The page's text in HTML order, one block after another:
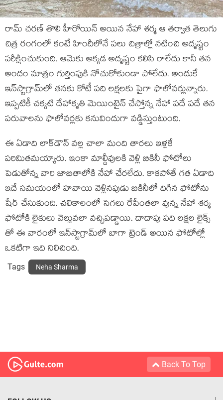
రామ్‍ చరణ్‍ తొలి హీరోయిన్‍ అయిన నేహా శర్మ ఆ తర్వాత తెలుగు
చిత్ర రంగంలో కంటే హిందీలోనే పలు చిత్రాల్లో నటించి అదృష్టం
పరీక్షించుకుంది. ఆమెకు అక్కడ అదృష్టం కలిసి రాలేదు కానీ తన
అందం మాత్రం గుర్తింపుకి నోచుకోకుండా పోలేదు. అందుకే
ఇన్‍స్టాగ్రామ్‍లో తనకు కోటీ పది లక్షలకు పైగా ఫాలోవర్లున్నారు.
ఇప్పటికీ చక్కటి దేహాకృతి మెయింటైన్‍ చేస్తోన్న నేహా పదే పదే తన
పరువాలను ఫాలోవర్లకు కనువిందుగా వడ్డిస్తుంటుంది.
ఈ ఏడాది లాక్‍డౌన్‍ వల్ల చాలా మంది తారలు ఇళ్లకే
పరిమితమయ్యారు. ఇంకా మాల్దీవులకి వెళ్లి బికినీ ఫోటోలు
పెడుతోన్న వారి జాబితాలోకి నేహా చేరలేదు. కాకపోతే గత ఏడాది
ఇదే సమయంలో హవాయి వెళ్లినపుడు బికినీలో దిగిన ఫోటోను
షేర్‍ చేసుకుంది. చలికాలంలో సెగలు రేపేంతలా వున్న నేహా శర్మ
ఫోటోకి లైకులు వెల్లువలా వచ్చిపడ్డాయి. దాదాపు పది లక్షల లైక్స్
తో ఈ వారంలో ఇన్‍స్టాగ్రామ్‍లో బాగా ట్రెండ్‍ అయిన ఫోటోల్లో
ఒకటిగా ఇది నిలిచింది.
Tags Neha Sharma
Back To Top